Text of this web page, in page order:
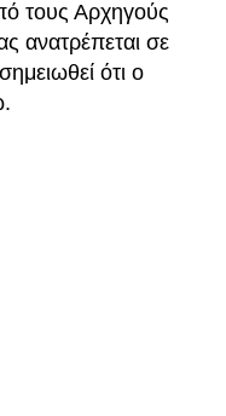
τους Αρχηγούς
ανατρέπεται σε
ότι ο